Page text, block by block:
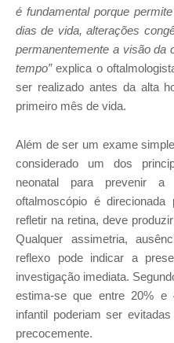
é fundamental porque
dias de vida, alterações
permanentemente a visão da
tempo”explica o
ser realizado antes da alta
primeiro mês de vida.
Além de ser um exame
considerado um dos
neonatal para prevenir
oftalmoscópio é
refletir na retina, deve
Qualquer assimetria,
reflexo pode indicar a
investigação imediata.
estima-se que entre 20% e
infantil poderiam ser
precocemente.